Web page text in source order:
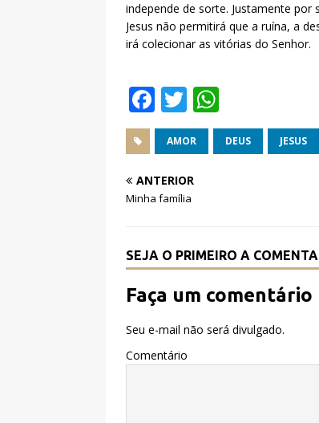
independe de sorte. Justamente
Jesus não permitirá que a ruína, a
irá colecionar as vitórias do Senhor.
F
a
c
e
b
o
k
T
w
it
te
r
h
at
p
AMOR DEUS JESUS
ANTERIOR
Minha família
SEJA O PRIMEIRO A
Faça um comentário
Seu e-mail não será divulgado.
Comentário